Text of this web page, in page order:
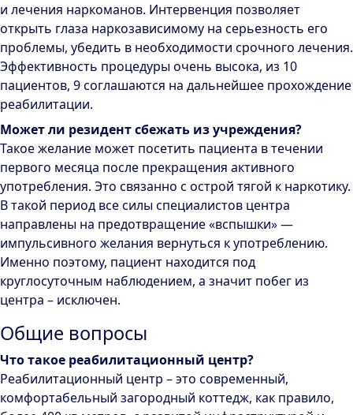
и лечения наркоманов. Интервенция позволяет
открыть глаза наркозависимому на серьезность его
проблемы, убедить в необходимости срочного лечения.
Эффективность процедуры очень высока, из 10
пациентов, 9 соглашаются на дальнейшее прохождение
реабилитации.
Может ли резидент сбежать из учреждения?
Такое желание может посетить пациента в течении
первого месяца после прекращения активного
употребления. Это связанно с острой тягой к наркотику.
В такой период все силы специалистов центра
направлены на предотвращение «вспышки» —
импульсивного желания вернуться к употреблению.
Именно поэтому, пациент находится под
круглосуточным наблюдением, а значит побег из
центра – исключен.
Общие вопросы
Что такое реабилитационный центр?
Реабилитационный центр – это современный,
комфортабельный загородный коттедж, как правило,